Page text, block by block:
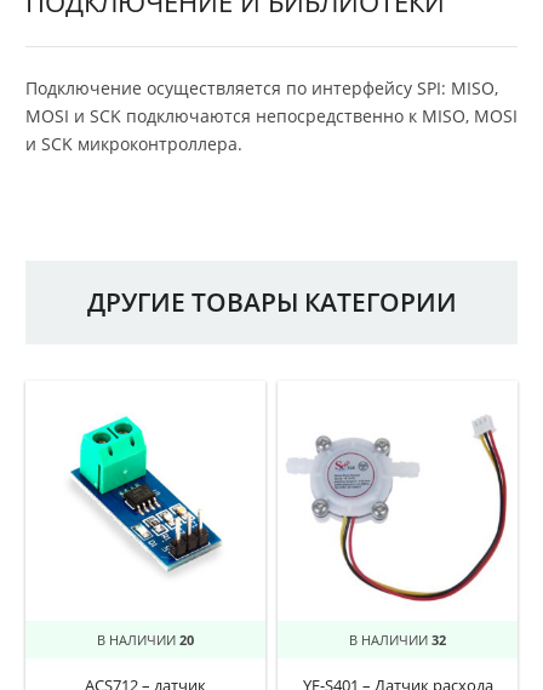
Подключение осуществляется по интерфейсу SPI: MISO,
MOSI и SCK подключаются непосредственно к MISO, MOSI
и SCK микроконтроллера.
ДРУГИЕ ТОВАРЫ КАТЕГОРИИ
В НАЛИЧИИ 20 В НАЛИЧИИ 32